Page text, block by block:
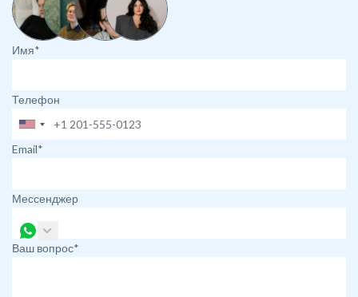
Имя*
Телефон
Email*
Мессенджер
Ваш вопрос*